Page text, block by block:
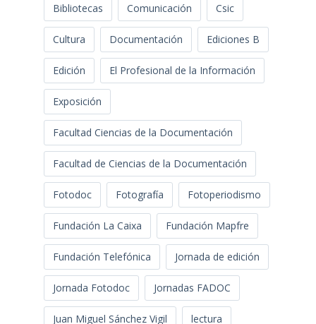
Bibliotecas
Comunicación Csic
Cultura Documentación Ediciones B
Edición El Profesional de la Información
Exposición
Facultad Ciencias de la Documentación
Facultad de Ciencias de la Documentación
Fotodoc Fotografía Fotoperiodismo
Fundación La Caixa Fundación Mapfre
Fundación Telefónica Jornada de edición
Jornada Fotodoc Jornadas FADOC
Juan Miguel Sánchez Vigil lectura